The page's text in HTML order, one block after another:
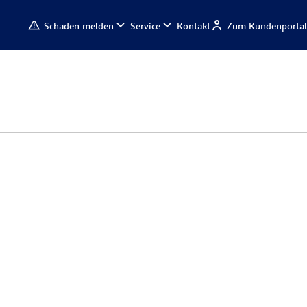
Schaden melden Service Kontakt Zum Kundenportal